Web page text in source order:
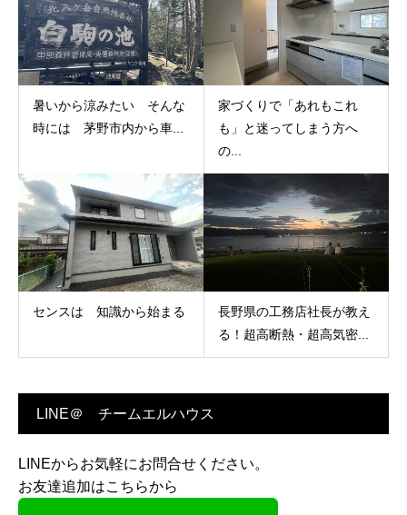
暑いから涼みたい そんな
時には 茅野市内から車...
家づくりで「あれもこれ
も」と迷ってしまう方へ
の...
センスは 知識から始まる
長野県の工務店社長が教え
る！超高断熱・超高気密...
LINE＠ チームエルハウス
LINEからお気軽にお問合せください。
お友達追加はこちらから